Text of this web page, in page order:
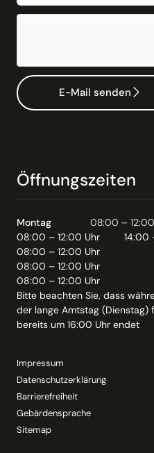
E-Mail senden
Öffnungszeiten
Montag 08:00 –
08:00 – 12:00 Uhr
14:00
08:00 – 12:00 Uhr
08:00 – 12:00 Uhr
08:00 – 12:00 Uhr
Bitte beachten Sie, dass
der lange Amtstag (Dienstag)
bereits um 16:00 Uhr endet
Impressum
Datenschutzerklärung
Barrierefreiheit
Gebärdensprache
Sitemap